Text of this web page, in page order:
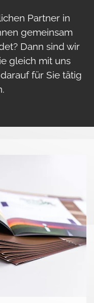
Partner in
gemeinsam
Dann sind wir
gleich mit uns
für Sie tätig